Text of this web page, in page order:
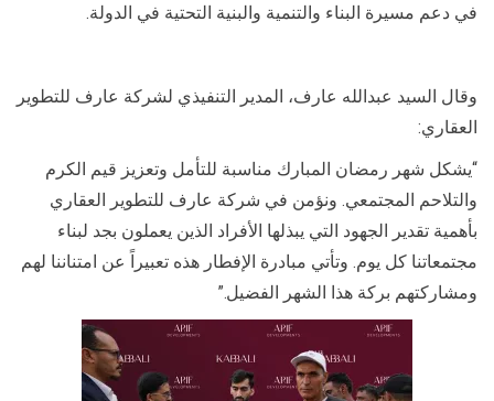
في دعم مسيرة البناء والتنمية والبنية التحتية في الدولة.
وقال السيد عبدالله عارف، المدير التنفيذي لشركة عارف للتطوير
العقاري:
“يشكل شهر رمضان المبارك مناسبة للتأمل وتعزيز قيم الكرم
والتلاحم المجتمعي. ونؤمن في شركة عارف للتطوير العقاري
بأهمية تقدير الجهود التي يبذلها الأفراد الذين يعملون بجد لبناء
مجتمعاتنا كل يوم. وتأتي مبادرة الإفطار هذه تعبيراً عن امتناننا لهم
ومشاركتهم بركة هذا الشهر الفضيل.”